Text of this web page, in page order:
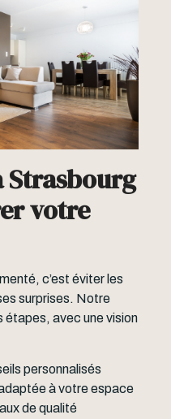
Strasbourg
votre
c’est éviter les
surprises. Notre
étapes, avec une vision
personnalisés
à votre espace
de qualité